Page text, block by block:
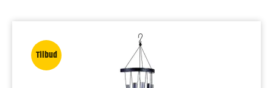
Tilbud